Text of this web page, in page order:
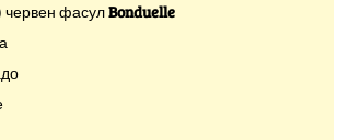
червен фасулBonduelle